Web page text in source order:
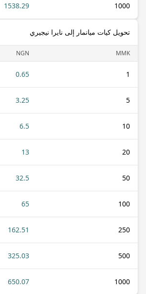
1000
1538.29
تحويل كيات ميانمار إلى نايرا نيجيري
MMK
NGN
1
0.65
5
3.25
10
6.5
20
13
50
32.5
100
65
250
162.51
500
325.03
1000
650.07